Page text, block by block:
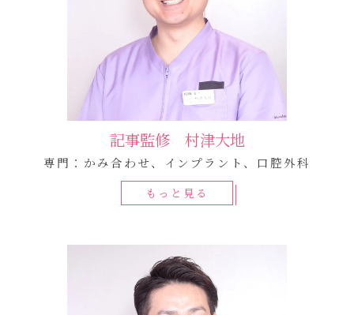
記事監修 村津大地
専門：かみ合わせ、インプラント、口腔外科
もっと見る